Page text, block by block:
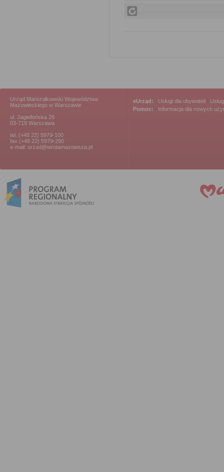
Urząd Marszałkowski Województwa
Mazowieckiego w Warszawie
ul. Jagiellońska 26
03-719 Warszawa
tel. (+48 22) 5979-100
fax (+48 22) 5979-290
e-mail: urzad@wrotamazowsza.pl
eUrząd: Usługi dla obywateli
Pomoc:
Informacja dla nowych